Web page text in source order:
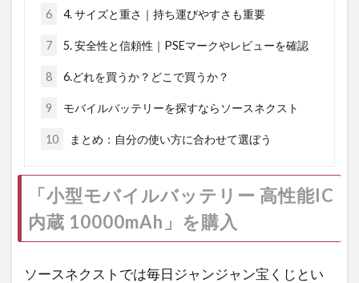
6 4. サイズと重さ｜持ち運びやすさも重要
7 5. 安全性と信頼性｜PSEマークやレビューを確認
8 6.どれを買うか？どこで買うか？
9 モバイルバッテリーを探すならソースネクスト
10 まとめ：自分の使い方に合わせて選ぼう
「小型モバイルバッテリー 高性能IC
内蔵 10000mAh」を購入
ソースネクストでは毎日ジャンジャン宝くじとい